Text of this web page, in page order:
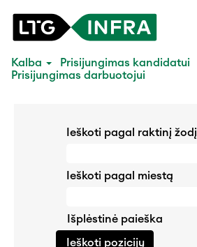
Kalba
Prisijungimas kandidatui
Prisijungimas darbuotojui
Ieškoti pagal raktinį žodį
Ieškoti pagal miestą
Išplėstinė paieška